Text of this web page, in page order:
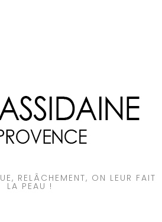
RELÂCHEMENT, ON LEUR FAIT
LA PEAU !